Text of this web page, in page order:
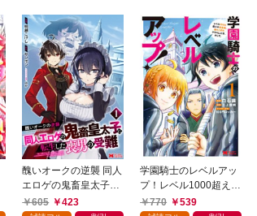
醜いオークの逆襲 同人
エロゲの鬼畜皇太子に
転生した喪男の受難
605 423
学園騎士のレベルアッ
プ！レベル1000超えの
転生者、落ちこぼれク
770 539